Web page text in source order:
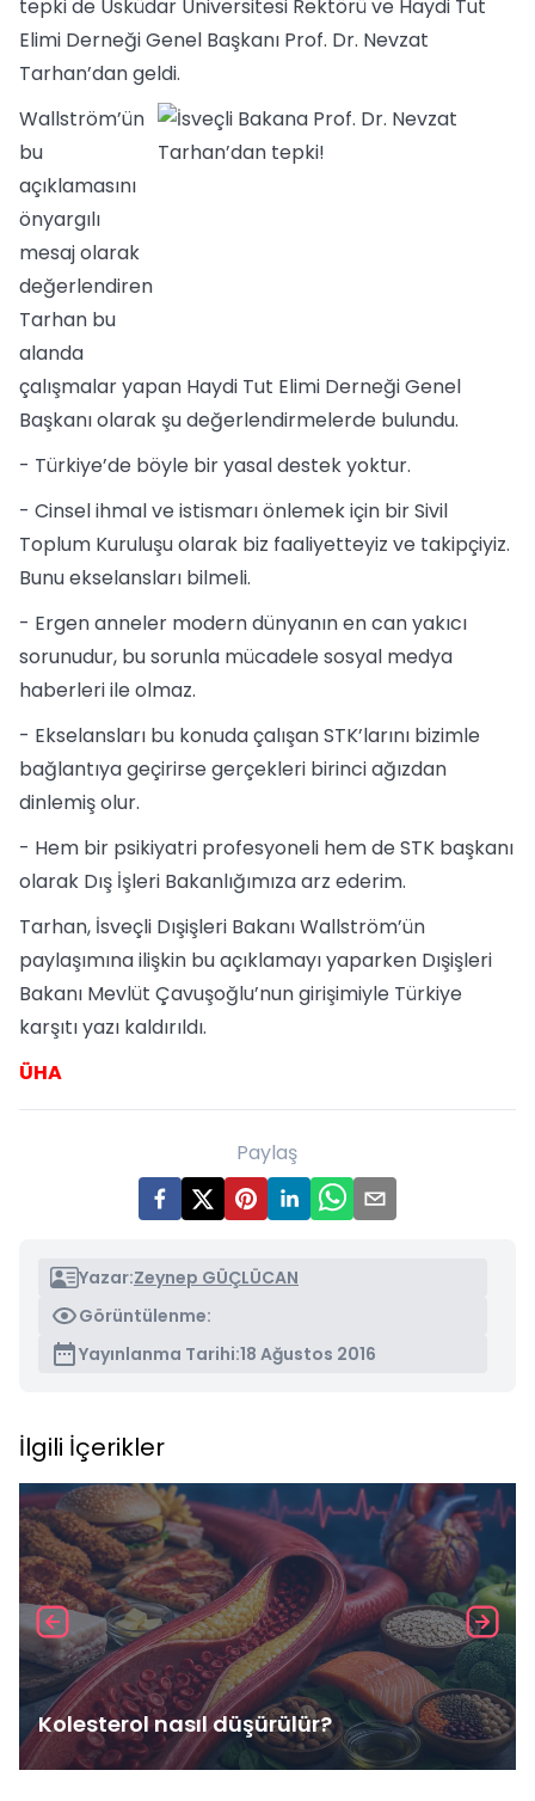
tepki de Üsküdar Üniversitesi Rektörü ve Haydi Tut
Elimi Derneği Genel Başkanı Prof. Dr. Nevzat
Tarhan’dan geldi.
Wallström’ün
bu
açıklamasını
önyargılı
mesaj olarak
değerlendiren
Tarhan bu
alanda
çalışmalar yapan Haydi Tut Elimi Derneği Genel
Başkanı olarak şu değerlendirmelerde bulundu.
- Türkiye’de böyle bir yasal destek yoktur.
- Cinsel ihmal ve istismarı önlemek için bir Sivil
Toplum Kuruluşu olarak biz faaliyetteyiz ve takipçiyiz.
Bunu ekselansları bilmeli.
- Ergen anneler modern dünyanın en can yakıcı
sorunudur, bu sorunla mücadele sosyal medya
haberleri ile olmaz.
- Ekselansları bu konuda çalışan STK’larını bizimle
bağlantıya geçirirse gerçekleri birinci ağızdan
dinlemiş olur.
- Hem bir psikiyatri profesyoneli hem de STK başkanı
olarak Dış İşleri Bakanlığımıza arz ederim.
Tarhan, İsveçli Dışişleri Bakanı Wallström’ün
paylaşımına ilişkin bu açıklamayı yaparken Dışişleri
Bakanı Mevlüt Çavuşoğlu’nun girişimiyle Türkiye
karşıtı yazı kaldırıldı.
ÜHA
Paylaş
Yazar:Zeynep GÜÇLÜCAN
Görüntülenme:
Yayınlanma Tarihi:18 Ağustos 2016
İlgili İçerikler
Kolesterol nasıl düşürülür?